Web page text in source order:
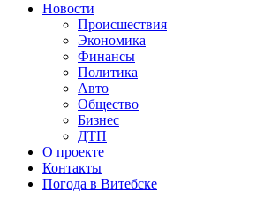
Новости
Происшествия
Экономика
Финансы
Политика
Авто
Общество
Бизнес
ДТП
О проекте
Контакты
Погода в Витебске